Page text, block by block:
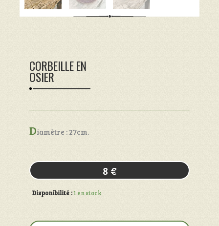
CORBEILLE EN
OSIER
Diamètre : 27cm.
8 €
Disponibilité :1 en stock
de